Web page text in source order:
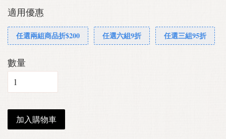
適用優惠
任選兩組商品折$200 任選六組9折 任選三組95折
數量
加入購物車